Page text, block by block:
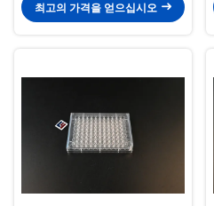
최고의 가격을 얻으십시오